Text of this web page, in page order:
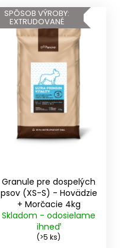
SPÔSOB VÝROBY:
EXTRUDOVANÉ
Granule pre dospelých
psov (XS-S) - Hovädzie
+ Morčacie 4kg
Skladom - odosielame
ihneď
(>5 ks)